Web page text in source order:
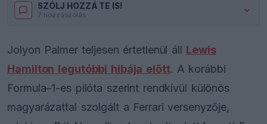
SZÓLJ HOZZÁ TE IS!
7 hozzászólás.
Jolyon Palmer teljesen értetlenül áll Lewis
Hamilton legutóbbi hibája előtt. A korábbi
Formula–1-es pilóta szerint rendkívül különös
magyarázattal szolgált a Ferrari versenyzője,